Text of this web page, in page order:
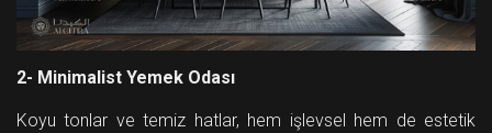
2- Minimalist Yemek Odası
Koyu tonlar ve temiz hatlar, hem işlevsel hem de estetik